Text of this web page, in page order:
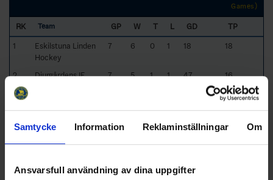
Samtycke Information Reklaminställningar Om
Ansvarsfull användning av dina uppgifter
Games)
RK Team GP W T L GD
TP
1
Eskilstuna Linden
Hockey
7 6 0 1 18 18
2 Djurgårdens IF 7 5 1 1 47
16
3
13
4
IFK Tumba IK 7 4 1 2 22
13
5
Mälarh/Bre
7 1 3 11 10
7
FOC Farsta
7 0 6 -55